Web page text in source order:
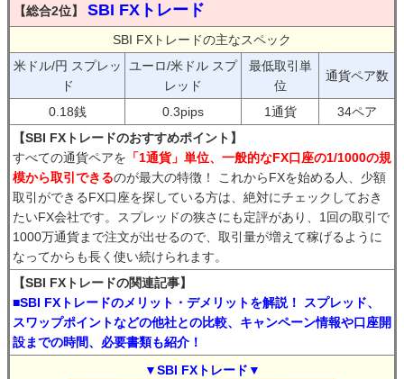
【総合2位】 SBI FXトレード
SBI FXトレードの主なスペック
米ドル/円 スプレッ
ド
ユーロ/米ドル スプ
レッド
最低取引単
位
通貨ペア数
0.18銭 0.3pips 1通貨
34ペア
【SBI FXトレードのおすすめポイント】
すべての通貨ペアを 「1通貨」単位、一般的なFX口座の1/1000の規
模から取引できるのが最大の特徴！ これからFXを始める人、少額
取引ができるFX口座を探している方は、絶対にチェックしておき
たいFX会社です。スプレッドの狭さにも定評があり、1回の取引で
1000万通貨まで注文が出せるので、取引量が増えて稼げるように
なってからも長く使い続けられます。
【SBI FXトレードの関連記事】
■SBI FXトレードのメリット・デメリットを解説！ スプレッド、
スワップポイントなどの他社との比較、キャンペーン情報や口座開
設までの時間、必要書類も紹介！
▼SBI FXトレード▼